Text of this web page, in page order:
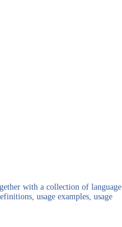
with a collection of language
usage examples, usage